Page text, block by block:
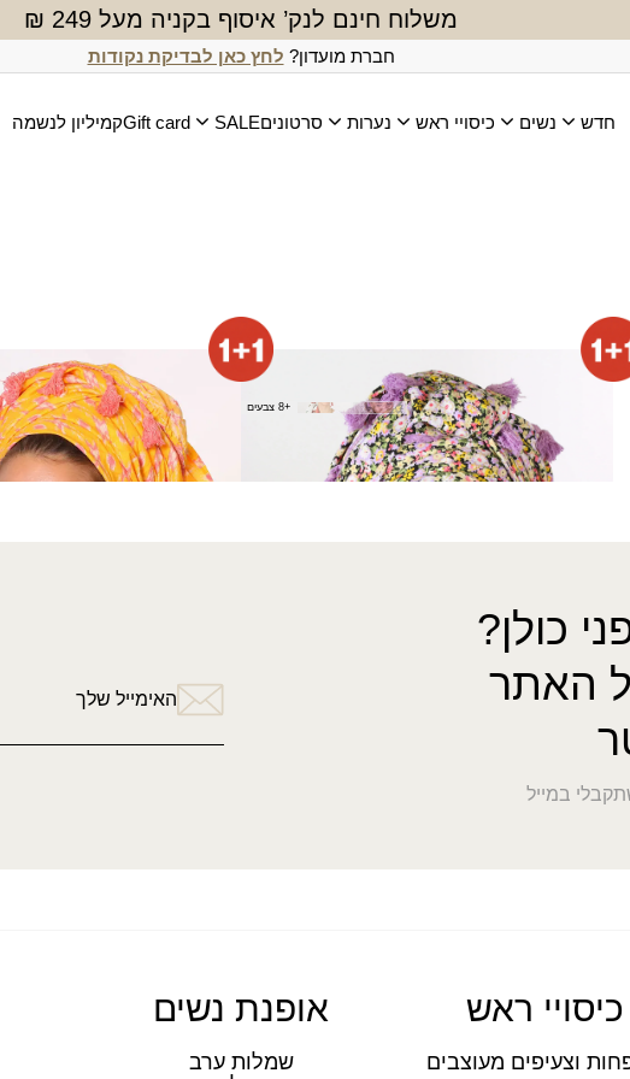
משלוח חינם לנק’ איסוף בקניה מעל 249 ₪
חברת מועדון? לחץ כאן לבדיקת נקודות
חדש נשים כיסויי ראש נערות סרטוניםSALE
Gift cardקמיליון לנשמה
מטפחת שקנאי
(מרובעת)
₪80.00
+8 צבעים
מטפחת אורון (מרובעת)
₪80.00
כולן?
האתר
במייל
האימייל שלך
כיסויי ראש
וצעיפים מעוצבים
אופנת נשים
שמלות ערב